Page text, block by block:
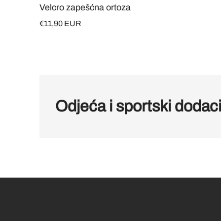
Velcro zapešćna ortoza
€11,90 EUR
Odjeća i sportski dodaci